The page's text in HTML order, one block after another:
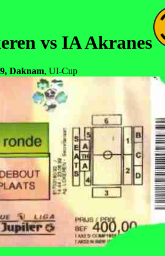
vs IA Akranes
Daknam, UI-Cup